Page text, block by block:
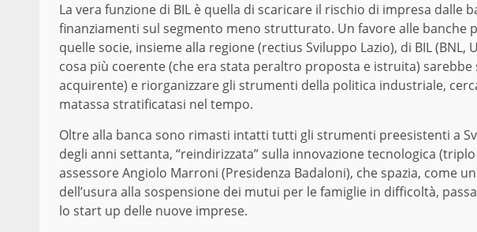
La vera funzione di BIL è quella di scaricare il rischio di impresa dalle
finanziamenti sul segmento meno strutturato. Un favore alle banche
quelle socie, insieme alla regione (rectius Sviluppo Lazio), di BIL (BNL,
cosa più coerente (che era stata peraltro proposta e istruita) sarebbe
acquirente) e riorganizzare gli strumenti della politica industriale,
matassa stratificatasi nel tempo.
Oltre alla banca sono rimasti intatti tutti gli strumenti preesistenti a
degli anni settanta, “reindirizzata” sulla innovazione tecnologica
assessore Angiolo Marroni (Presidenza Badaloni), che spazia, come
dell’usura alla sospensione dei mutui per le famiglie in difficoltà,
lo start up delle nuove imprese.